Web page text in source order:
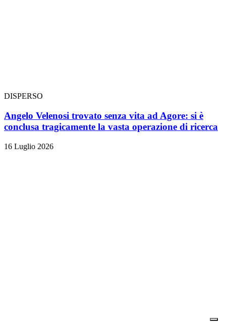
DISPERSO
Angelo Velenosi trovato senza vita ad Agore: si è
conclusa tragicamente la vasta operazione di ricerca
16 Luglio 2026